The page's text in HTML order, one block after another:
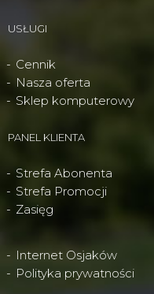
USŁUGI
Cennik
Nasza oferta
Sklep komputerowy
PANEL KLIENTA
Strefa Abonenta
Strefa Promocji
Zasięg
Internet Osjaków
Polityka prywatności